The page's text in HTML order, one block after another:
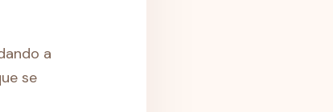
a
se